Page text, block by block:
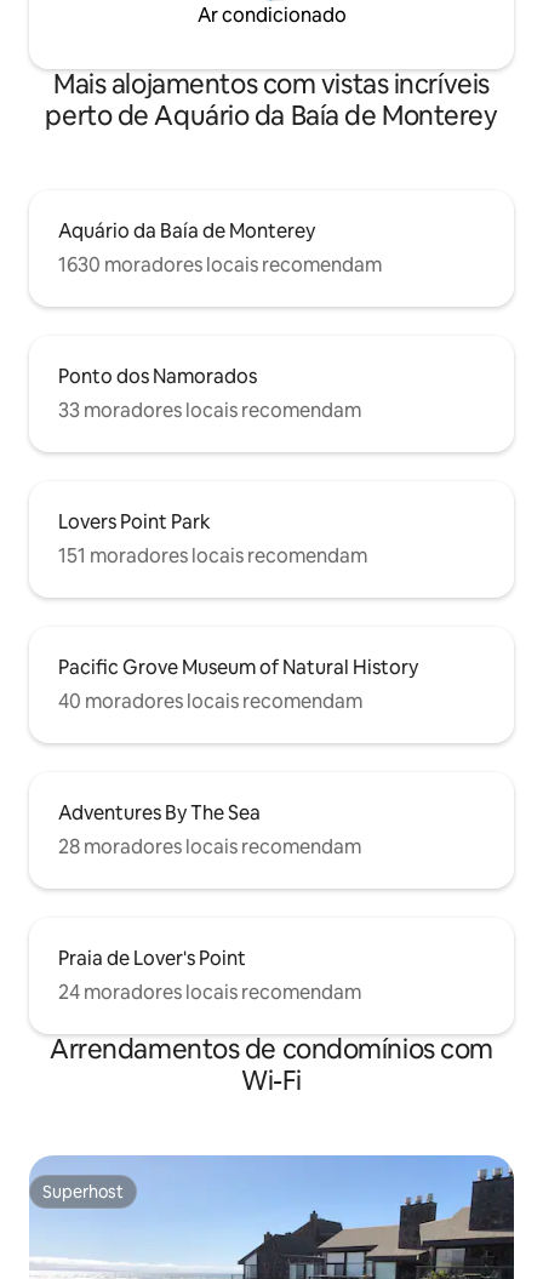
Ar condicionado
Mais alojamentos com vistas incríveis
perto de Aquário da Baía de Monterey
Aquário da Baía de Monterey
1630 moradores locais recomendam
Ponto dos Namorados
33 moradores locais recomendam
Lovers Point Park
151 moradores locais recomendam
Pacific Grove Museum of Natural History
40 moradores locais recomendam
Adventures By The Sea
28 moradores locais recomendam
Praia de Lover's Point
24 moradores locais recomendam
Arrendamentos de condomínios com
Wi-Fi
Superhost
Superhost